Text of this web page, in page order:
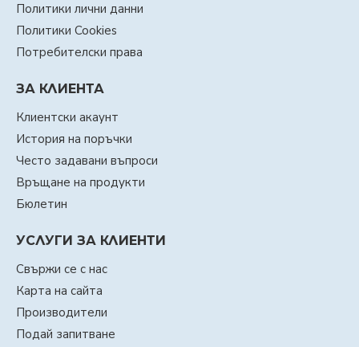
Политики лични данни
Политики Cookies
Потребителски права
ЗА КЛИЕНТА
Клиентски акаунт
История на поръчки
Често задавани въпроси
Връщане на продукти
Бюлетин
УСЛУГИ ЗА КЛИЕНТИ
Свържи се с нас
Карта на сайта
Производители
Подай запитване